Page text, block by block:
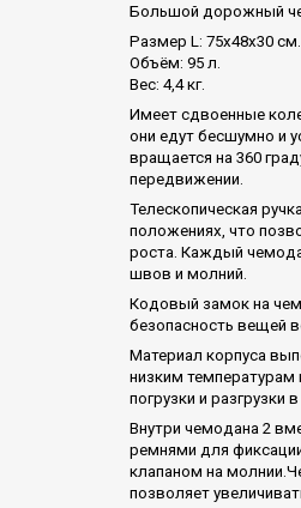
Большой дорожный
Размер L: 75x48x30 см.
Объём: 95 л.
Вес: 4,4 кг.
Имеет сдвоенные
они едут бесшумно и
вращается на 360
передвижении.
Телескопическая
положениях, что
роста. Каждый
швов и молний.
Кодовый замок на
безопасность вещей
Материал корпуса
низким
погрузки и разгрузки
Внутри чемодана 2
ремнями для
клапаном на
позволяет